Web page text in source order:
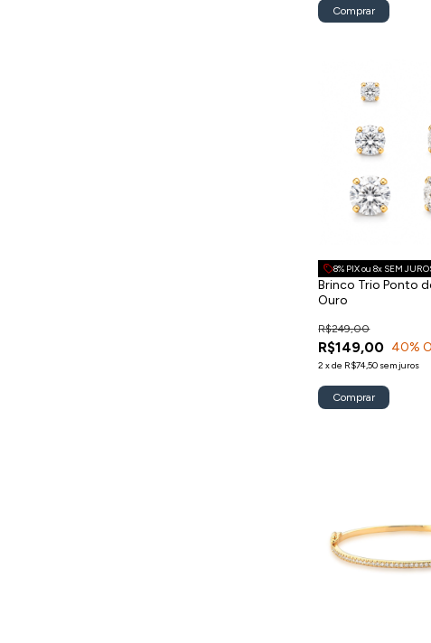
Comprar
8% PIX ou 8x SEM
Brinco Trio Ponto
Ouro
R$149,00
R$249,00
40%
2 xde R$74,50 sem juros